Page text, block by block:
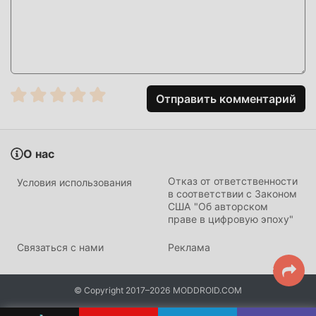
и есть другие бесплатные популярные приложения для
модов, ожидающие вас. играй, чего же ты ждешь,
Отправить комментарий
О нас
Условия использования
Отказ от ответственности
в соответствии с Законом
США "Об авторском
праве в цифровую эпоху"
Связаться с нами Реклама
© Copyright 2017–2026 MODDROID.COM